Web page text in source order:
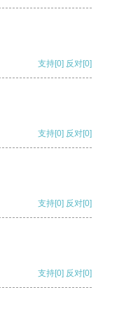
支持[0] 反对[0]
支持[0] 反对[0]
支持[0] 反对[0]
支持[0] 反对[0]